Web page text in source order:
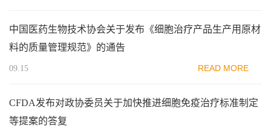
中国医药生物技术协会关于发布《细胞治疗产品生产用原材
料的质量管理规范》的通告
09.15 READ MORE
CFDA发布对政协委员关于加快推进细胞免疫治疗标准制定
等提案的答复